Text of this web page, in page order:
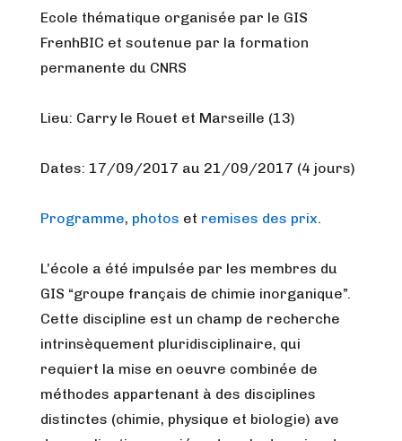
Ecole thématique organisée par le GIS
FrenhBIC et soutenue par la formation
permanente du CNRS
Lieu: Carry le Rouet et Marseille (13)
Dates: 17/09/2017 au 21/09/2017 (4 jours)
Programme, photos et remises des prix.
L’école a été impulsée par les membres du
GIS “groupe français de chimie inorganique”.
Cette discipline est un champ de recherche
intrinsèquement pluridisciplinaire, qui
requiert la mise en oeuvre combinée de
méthodes appartenant à des disciplines
distinctes (chimie, physique et biologie) ave